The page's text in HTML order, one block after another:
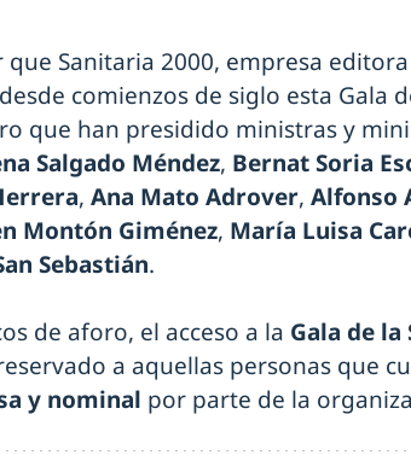
Sanitaria 2000, empresa
comienzos de siglo esta Gala
que han presidido ministras y
Salgado Méndez, Bernat Soria
, Ana Mato Adrover, Alfonso
Montón Giménez, María Luisa
Sebastián.
de aforo, el acceso a la Gala de la
a aquellas personas que
y nominal por parte de la